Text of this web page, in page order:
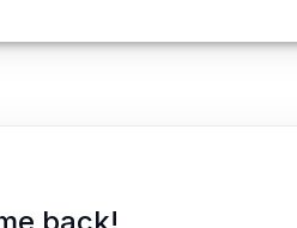
Don’t have an account?